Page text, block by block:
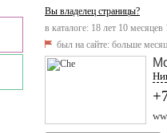
Вы владелец страницы?
в каталоге: 18 лет 10 месяцев
был на сайте: больше